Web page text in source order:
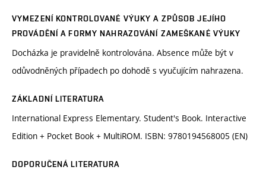
VYMEZENÍ KONTROLOVANÉ VÝUKY A ZPŮSOB JEJÍHO
PROVÁDĚNÍ A FORMY NAHRAZOVÁNÍ ZAMEŠKANÉ VÝUKY
Docházka je pravidelně kontrolována. Absence může být v
odůvodněných případech po dohodě s vyučujícím nahrazena.
ZÁKLADNÍ LITERATURA
International Express Elementary. Student's Book. Interactive
Edition + Pocket Book + MultiROM. ISBN: 9780194568005 (EN)
DOPORUČENÁ LITERATURA